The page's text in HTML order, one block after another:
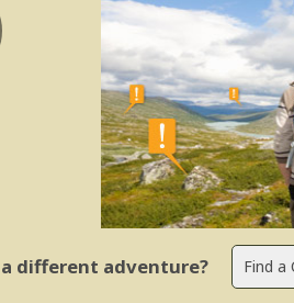
different adventure?